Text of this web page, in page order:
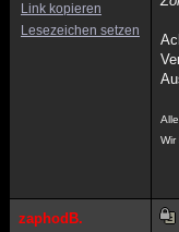
Link kopieren
Lesezeichen setzen
zaphodB.